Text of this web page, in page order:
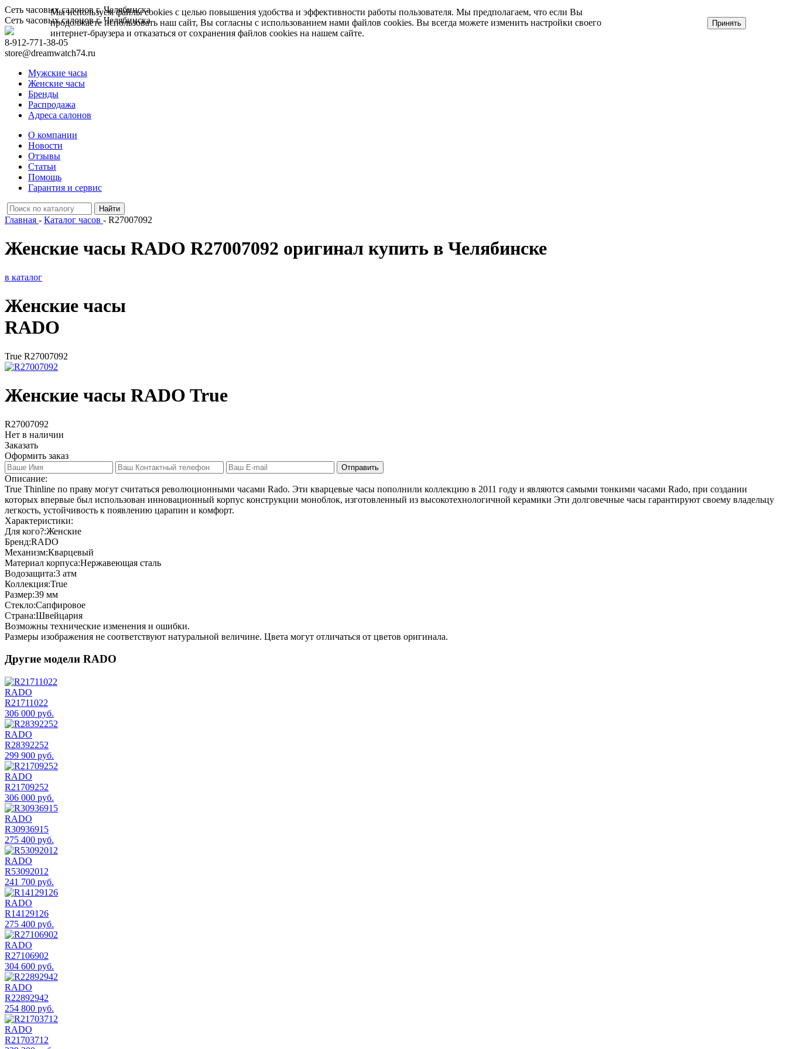
Сеть часовых салонов г. Челябинска
Сеть часовых салонов г. Челябинска
8-912-771-38-05
store@dreamwatch74.ru
Мужские часы
Женские часы
Бренды
Распродажа
Адреса салонов
О компании
Новости
Отзывы
Статьи
Помощь
Гарантия и сервис
Главная - Каталог часов - R27007092
Женские часы RADO R27007092 оригинал купить в Челябинске
в каталог
Женские часы
RADO
True R27007092
Женские часы RADO True
R27007092
Нет в наличии
Заказать
Оформить заказ
Отправить
Описание:
True Thinline по праву могут считаться революционными часами Rado. Эти кварцевые часы пополнили коллекцию в 2011 году и являются самыми тонкими часами Rado, при создании
которых впервые был использован инновационный корпус конструкции моноблок, изготовленный из высокотехнологичной керамики Эти долговечные часы гарантируют своему владельцу
легкость, устойчивость к появлению царапин и комфорт.
Характеристики:
Для кого?:Женские
Бренд:RADO
Механизм:Кварцевый
Материал корпуса:Нержавеющая сталь
Водозащита:3 атм
Коллекция:True
Размер:39 мм
Стекло:Сапфировое
Страна:Швейцария
Возможны технические изменения и ошибки.
Размеры изображения не соответствуют натуральной величине. Цвета могут отличаться от цветов оригинала.
Другие модели RADO
RADO
R21711022
306 000 руб.
RADO
R28392252
299 900 руб.
RADO
R21709252
306 000 руб.
RADO
R30936915
275 400 руб.
RADO
R53092012
241 700 руб.
RADO
R14129126
275 400 руб.
RADO
R27106902
304 600 руб.
RADO
R22892942
254 800 руб.
RADO
R21703712
Мы используем файлы cookies с целью повышения удобства и эффективности работы пользователя. Мы предполагаем, что если Вы
продолжаете использовать наш сайт, Вы согласны с использованием нами файлов cookies. Вы всегда можете изменить настройки своего
интернет-браузера и отказаться от сохранения файлов cookies на нашем сайте.
Принять